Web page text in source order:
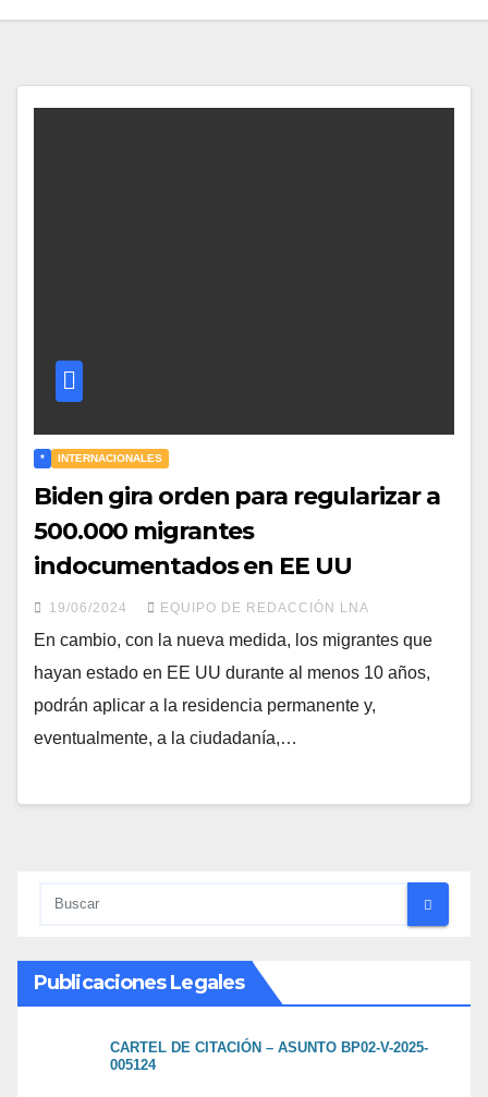
* INTERNACIONALES
Biden gira orden para regularizar a
500.000 migrantes
indocumentados en EE UU
19/06/2024 EQUIPO DE REDACCIÓN LNA
En cambio, con la nueva medida, los migrantes que
hayan estado en EE UU durante al menos 10 años,
podrán aplicar a la residencia permanente y,
eventualmente, a la ciudadanía,…
Publicaciones Legales
CARTEL DE CITACIÓN – ASUNTO BP02-V-2025-
005124